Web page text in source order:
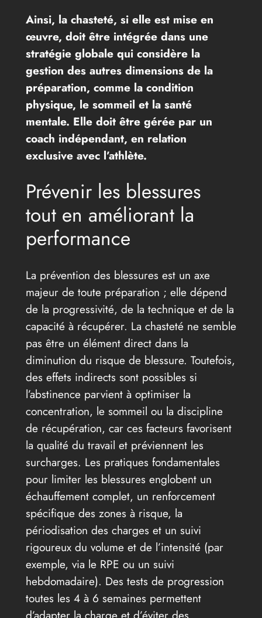
Ainsi, la chasteté, si elle est mise en
œuvre, doit être intégrée dans une
stratégie globale qui considère la
gestion des autres dimensions de la
préparation, comme la condition
physique, le sommeil et la santé
mentale. Elle doit être gérée par un
coach indépendant, en relation
exclusive avec l’athlète.
Prévenir les blessures
tout en améliorant la
performance
La prévention des blessures est un axe
majeur de toute préparation ; elle dépend
de la progressivité, de la technique et de la
capacité à récupérer. La chasteté ne semble
pas être un élément direct dans la
diminution du risque de blessure. Toutefois,
des effets indirects sont possibles si
l’abstinence parvient à optimiser la
concentration, le sommeil ou la discipline
de récupération, car ces facteurs favorisent
la qualité du travail et préviennent les
surcharges. Les pratiques fondamentales
pour limiter les blessures englobent un
échauffement complet, un renforcement
spécifique des zones à risque, la
périodisation des charges et un suivi
rigoureux du volume et de l’intensité (par
exemple, via le RPE ou un suivi
hebdomadaire). Des tests de progression
toutes les 4 à 6 semaines permettent